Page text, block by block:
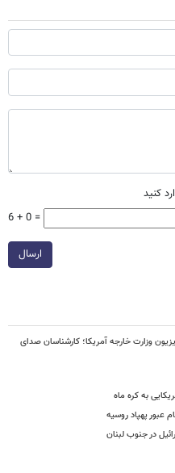
کنید
6 + 0 =
ارسال
وزارت خارجه آمریکا؛ کارشناسان صدای
پهپاد روسیه
در جنوب لبنان